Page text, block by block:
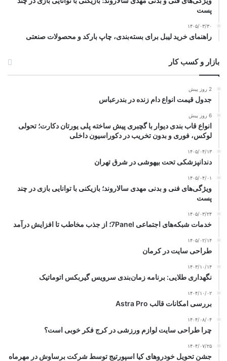
پست
۱۴۰۵/۰۳/۳۰
راهنمای خرید لیبل برای بسته‌بندی، چاپ بارکد و محصولات صنعتی
بازار و کسب کار
2 روز پیش
جدول قیمت انواع دام زنده در بندرعباس
6 روز پیش
انواع قاب بندی دیوار با گچبری پیش ساخته پلی یورتان دکارت؛ تحولی
لوکس، فوری و بدون تخریب در دکوراسیون داخلی
۱۴۰۵/۰۴/۱۳
دندانپزشکی تحت بیهوشی در شرق تهران
۱۴۰۵/۰۴/۰۱
ویژگی‌های فنی و بدنی مهدی سالاروند؛ بازیکنی با توانایی بازی در چند
پست
۱۴۰۵/۰۳/۲۴
خدمات شبکه‌های اجتماعی 7Panel؛ از جذب مخاطب تا افزایش درآمد
۱۴۰۵/۰۲/۱۴
طراحی سایت در کرمان
۱۴۰۳/۱۰/۱۴
نگهداری طلایی: برنامه زمان‌بندی سرویس گیربکس اتوماتیک
۱۴۰۴/۱۰/۰۲
بررسی امکانات قالب Astra Pro
۱۴۰۴/۰۸/۰۴
چرا طراحی سایت لوازم ورزشی در کرج فکر خوبی است؟
۱۴۰۴/۰۷/۲۵
جشن تحویل خودروهای کیا اسپورتیج توسط شرکت برساوش در مهرماه